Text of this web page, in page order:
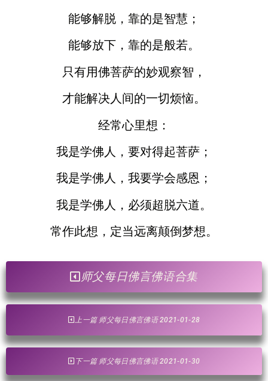
能够解脱，靠的是智慧；
能够放下，靠的是般若。
只有用佛菩萨的妙观察智，
才能解决人间的一切烦恼。
经常心里想：
我是学佛人，要对得起菩萨；
我是学佛人，我要学会感恩；
我是学佛人，必须超脱六道。
常作此想，定当远离颠倒梦想。
师父每日佛言佛语合集
上一篇 师父每日佛言佛语 2021-01-28
下一篇 师父每日佛言佛语 2021-01-30